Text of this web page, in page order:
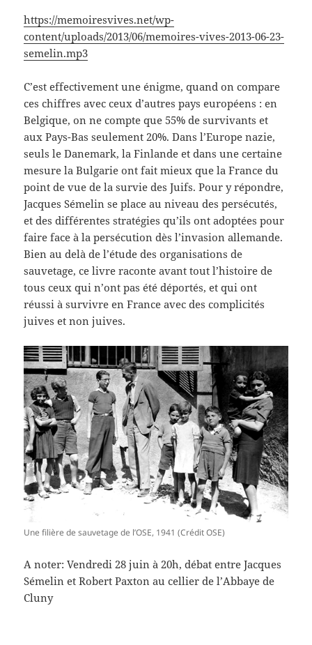
https://memoiresvives.net/wp-
content/uploads/2013/06/memoires-vives-2013-06-23-
semelin.mp3
C’est effectivement une énigme, quand on compare
ces chiffres avec ceux d’autres pays européens : en
Belgique, on ne compte que 55% de survivants et
aux Pays-Bas seulement 20%. Dans l’Europe nazie,
seuls le Danemark, la Finlande et dans une certaine
mesure la Bulgarie ont fait mieux que la France du
point de vue de la survie des Juifs. Pour y répondre,
Jacques Sémelin se place au niveau des persécutés,
et des différentes stratégies qu’ils ont adoptées pour
faire face à la persécution dès l’invasion allemande.
Bien au delà de l’étude des organisations de
sauvetage, ce livre raconte avant tout l’histoire de
tous ceux qui n’ont pas été déportés, et qui ont
réussi à survivre en France avec des complicités
juives et non juives.
Une filière de sauvetage de l’OSE, 1941 (Crédit OSE)
A noter: Vendredi 28 juin à 20h, débat entre Jacques
Sémelin et Robert Paxton au cellier de l’Abbaye de
Cluny